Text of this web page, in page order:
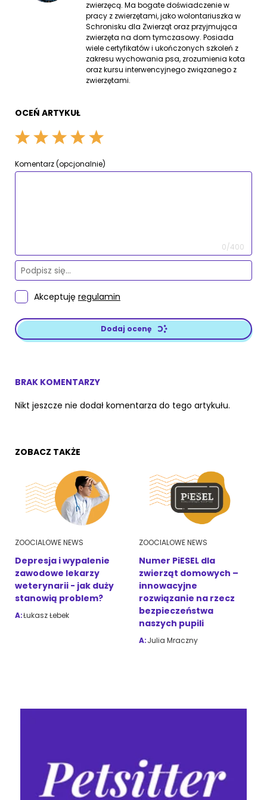
zwierzęcą. Ma bogate doświadczenie w
pracy z zwierzętami, jako wolontariuszka w
Schronisku dla Zwierząt oraz przyjmująca
zwierzęta na dom tymczasowy. Posiada
wiele certyfikatów i ukończonych szkoleń z
zakresu wychowania psa, zrozumienia kota
oraz kursu interwencyjnego związanego z
zwierzętami.
OCEŃ ARTYKUŁ
Komentarz (opcjonalnie)
0/400
Akceptuję regulamin
Dodaj ocenę
BRAK KOMENTARZY
Nikt jeszcze nie dodał komentarza do tego artykułu.
ZOBACZ TAKŻE
ZOOCIALOWE NEWS
Depresja i wypalenie
zawodowe lekarzy
weterynarii - jak duży
stanowią problem?
A:Łukasz Łebek
ZOOCIALOWE NEWS
Numer PiESEL dla
zwierząt domowych –
innowacyjne
rozwiązanie na rzecz
bezpieczeństwa
naszych pupili
A:Julia Mraczny